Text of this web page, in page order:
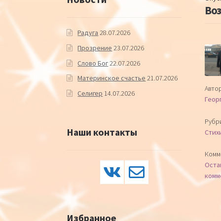
Радуга 28.07.2026
Прозрение 23.07.2026
Слово Бог22.07.2026
Материнское счастье 21.07.2026
Селигер 14.07.2026
Наши контакты
Избранное